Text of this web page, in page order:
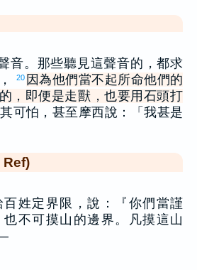
音。那些聽見這聲音的，都求
20 因為他們當不起所命他們的
，即便是走獸，也要用石頭打
可怕，甚至摩西說：「我甚是
Ref)
姓定界限，說：『你們當謹
不可摸山的邊界。凡摸這山